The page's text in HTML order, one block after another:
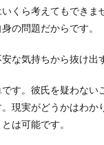
くら考えてもできま
の問題だからです。
な気持ちから抜け出
す。彼氏を疑わない
現実がどうかはわか
は可能です。